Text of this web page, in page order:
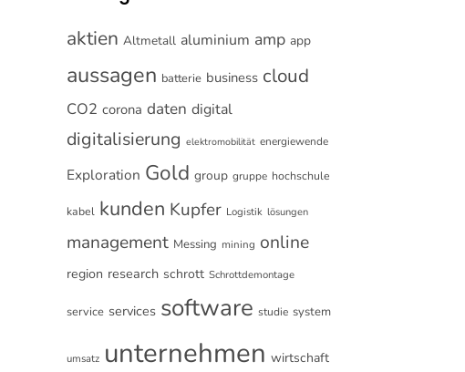
aktien Altmetall aluminium amp app
aussagen batterie business cloud
CO2 corona daten digital
digitalisierung elektromobilität energiewende
Exploration Gold group gruppe hochschule
kabel kunden Kupfer Logistik lösungen
management Messing mining online
region research schrott Schrottdemontage
service services software studie system
umsatz unternehmen wirtschaft